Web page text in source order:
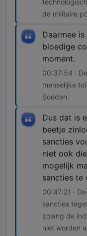
de militaire
Daarmee
bloedige
moment.
00:37:54 ·
menselijke
Soedan.
Dus dat is
beetje
sancties
niet ook
mogelijk
sancties te
00:47:21 ·
sancties
zolang de
niet worden